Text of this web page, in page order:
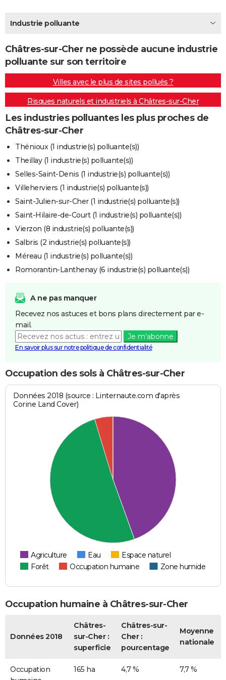
BONS PLANS
CARTE DE VOEUX
Carte de Noël
Carte Bonne année
Carte Saint-Valentin
Carte Pâques
Carte d'anniversaire
DICTIONNAIRE
Dictionnaire
Biographies
Citations
Expressions
Proverbes
PROGRAMME TV
COPAINS D'AVANT
Service militaire
Avis de recherche
AVIS DE DÉCÈS
FORUM
Industrie polluante
Châtres-sur-Cher ne possède aucune industrie
polluante sur son territoire
Villes avec le plus de sites pollués ?
Risques naturels et industriels à Châtres-sur-Cher
Les industries polluantes les plus proches de
Châtres-sur-Cher
Thénioux (1 industrie(s) polluante(s))
Theillay (1 industrie(s) polluante(s))
Selles-Saint-Denis (1 industrie(s) polluante(s))
Villeherviers (1 industrie(s) polluante(s))
Saint-Julien-sur-Cher (1 industrie(s) polluante(s))
Saint-Hilaire-de-Court (1 industrie(s) polluante(s))
Vierzon (8 industrie(s) polluante(s))
Salbris (2 industrie(s) polluante(s))
Méreau (1 industrie(s) polluante(s))
Romorantin-Lanthenay (6 industrie(s) polluante(s))
A ne pas manquer
Recevez nos astuces et bons plans directement par e-
mail.
Je m'abonne
En savoir plus sur notre politique de confidentialité
Occupation des sols à Châtres-sur-Cher
Données 2018 (source : Linternaute.com d'après
Corine Land Cover)
Agriculture Eau
Espace naturel
Forêt
Occupation humaine Zone humide
Occupation humaine à Châtres-sur-Cher
Données 2018
Châtres-
sur-Cher :
superficie
Châtres-sur-
Cher :
pourcentage
Moyenne
nationale
Occupation
165 ha 4,7 % 7,7 %